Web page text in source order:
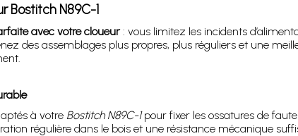
Bostitch N89C-1
avec votre cloueur: vous limitez les incidents
des assemblages plus propres, plus réguliers et une
à votre Bostitch N89C-1pour fixer les ossatures de
régulière dans le bois et une résistance mécanique